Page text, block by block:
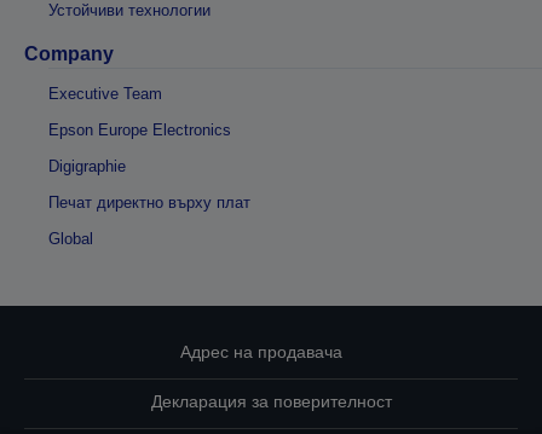
Устойчиви технологии
Company
Executive Team
Epson Europe Electronics
Digigraphie
Печат директно върху плат
Global
Адрес на продавача
Декларация за поверителност